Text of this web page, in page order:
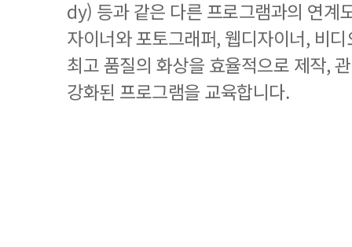
dy) 등과 같은 다른 프로그램과의 연계
자이너와 포토그래퍼, 웹디자이너, 비
최고 품질의 화상을 효율적으로 제작,
강화된 프로그램을 교육합니다.